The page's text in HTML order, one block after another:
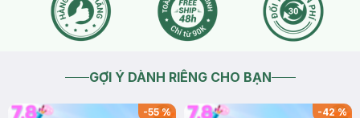
GỢI Ý DÀNH RIÊNG CHO BẠN
-55% -42%